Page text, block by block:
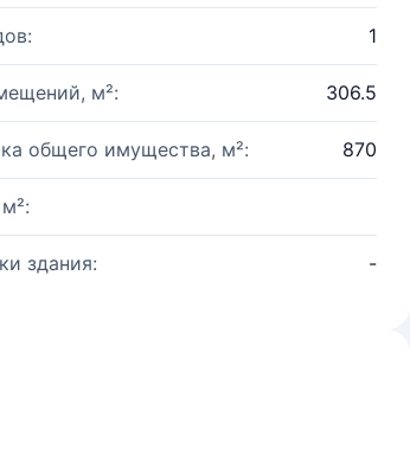
1
м²: 306.5
общего имущества, м²: 870
здания: -